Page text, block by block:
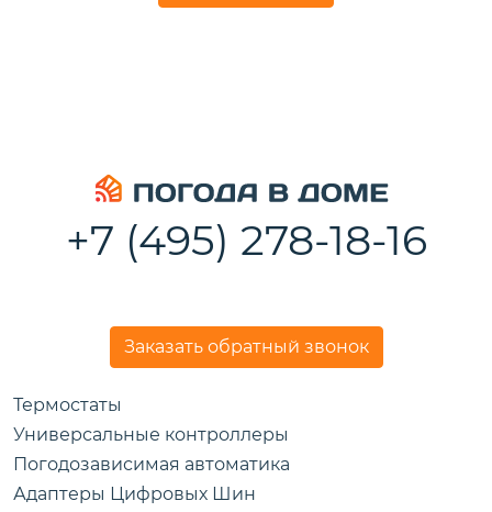
+7 (495) 278-18-16
Заказать обратный звонок
Термостаты
Универсальные контроллеры
Погодозависимая автоматика
Адаптеры Цифровых Шин